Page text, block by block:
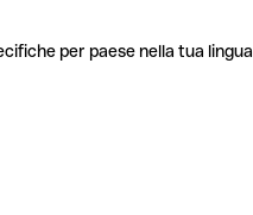
per paese nella tua lingua